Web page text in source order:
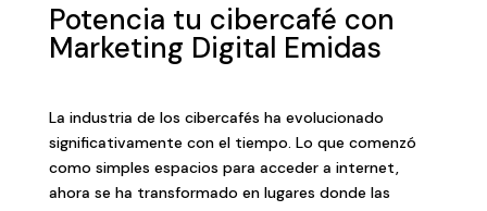
Potencia tu cibercafé con
Marketing Digital Emidas
La industria de los cibercafés ha evolucionado
significativamente con el tiempo. Lo que comenzó
como simples espacios para acceder a internet,
ahora se ha transformado en lugares donde las